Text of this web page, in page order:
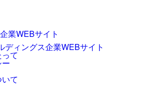
業WEBサイト
ディングス企業WEBサイト
て
て